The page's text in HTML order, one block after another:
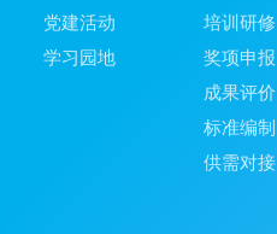
党建活动
学习园地
培训研修
奖项申报
成果评价
标准编制
供需对接